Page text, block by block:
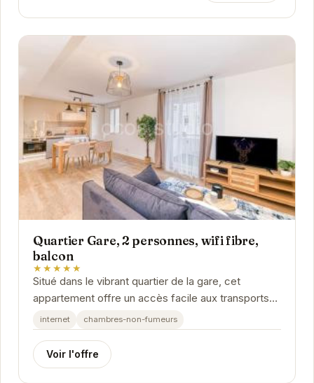
Quartier Gare, 2 personnes, wifi fibre,
balcon
★★★★★
Situé dans le vibrant quartier de la gare, cet
appartement offre un accès facile aux transports
en commun et aux attractions de Grenoble.
Parfait...
internet chambres-non-fumeurs
Voir l'offre